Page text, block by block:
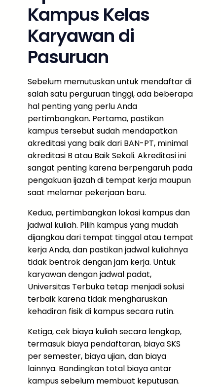
Kampus Kelas
Karyawan di
Pasuruan
Sebelum memutuskan untuk mendaftar di
salah satu perguruan tinggi, ada beberapa
hal penting yang perlu Anda
pertimbangkan. Pertama, pastikan
kampus tersebut sudah mendapatkan
akreditasi yang baik dari BAN-PT, minimal
akreditasi B atau Baik Sekali. Akreditasi ini
sangat penting karena berpengaruh pada
pengakuan ijazah di tempat kerja maupun
saat melamar pekerjaan baru.
Kedua, pertimbangkan lokasi kampus dan
jadwal kuliah. Pilih kampus yang mudah
dijangkau dari tempat tinggal atau tempat
kerja Anda, dan pastikan jadwal kuliahnya
tidak bentrok dengan jam kerja. Untuk
karyawan dengan jadwal padat,
Universitas Terbuka tetap menjadi solusi
terbaik karena tidak mengharuskan
kehadiran fisik di kampus secara rutin.
Ketiga, cek biaya kuliah secara lengkap,
termasuk biaya pendaftaran, biaya SKS
per semester, biaya ujian, dan biaya
lainnya. Bandingkan total biaya antar
kampus sebelum membuat keputusan.